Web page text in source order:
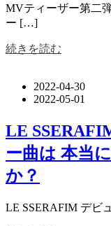
MVティーザー第二
ー […]
続きを読む
2022-04-30
2022-05-01
LE
ー曲は 本当
か？
LE SSERAFIM デビ